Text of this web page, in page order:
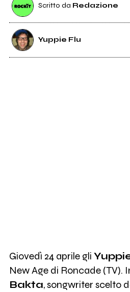
Scritto da Redazione
Yuppie Flu
Giovedì 24 aprile gli
New Age di Roncade (TV).
Bakta, songwriter scelto